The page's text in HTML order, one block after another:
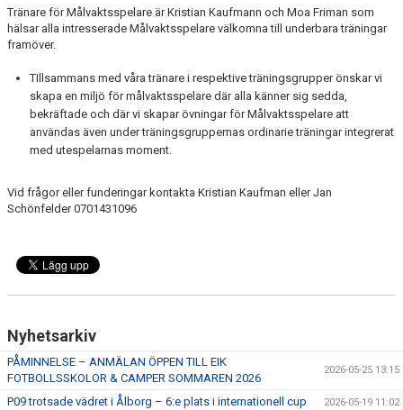
Tränare för Målvaktsspelare är Kristian Kaufmann och Moa Friman som
hälsar alla intresserade Målvaktsspelare välkomna till underbara träningar
framöver.
TIllsammans med våra tränare i respektive träningsgrupper önskar vi
skapa en miljö för målvaktsspelare där alla känner sig sedda,
bekräftade och där vi skapar övningar för Målvaktsspelare att
användas även under träningsgruppernas ordinarie träningar integrerat
med utespelarnas moment.
Vid frågor eller funderingar kontakta Kristian Kaufman eller Jan
Schönfelder 0701431096
Nyhetsarkiv
PÅMINNELSE – ANMÄLAN ÖPPEN TILL EIK
FOTBOLLSSKOLOR & CAMPER SOMMAREN 2026
2026-05-25 13:15
P09 trotsade vädret i Ålborg – 6:e plats i internationell cup 2026-05-19 11:02